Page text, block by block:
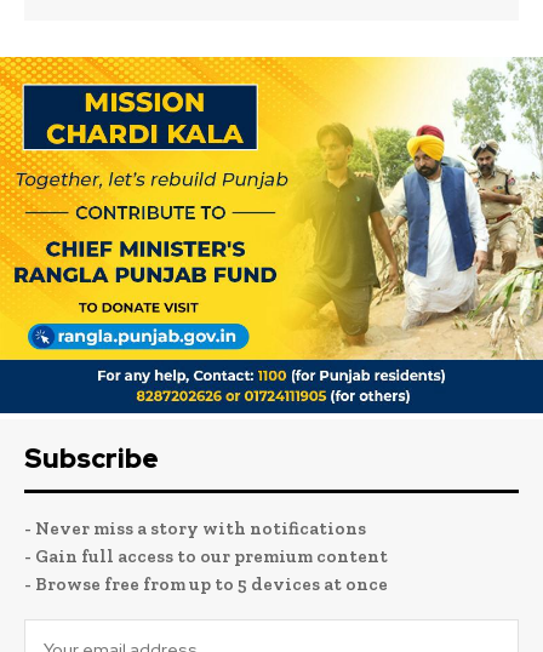
Subscribe
- Never miss a story with notifications
- Gain full access to our premium content
- Browse free from up to 5 devices at once